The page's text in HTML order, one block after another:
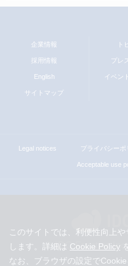
このサイトでは、利便性向上
します。詳細は Cookie Policy
なお、ブラウザの設定で
企業情報
採用情報
English
サイトマップ
ト
プレ
イベン
Legal notices プライバシーポ
Acceptable use
© IDC Frontier